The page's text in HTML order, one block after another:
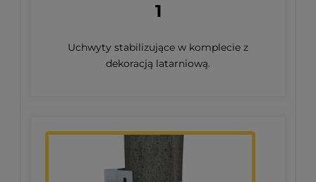
1
Uchwyty stabilizujące w komplecie z
dekoracją latarniową.